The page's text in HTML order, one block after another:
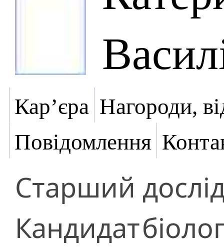
Кар’єра Нагороди,
Повідомлення
Старший
Кандидат